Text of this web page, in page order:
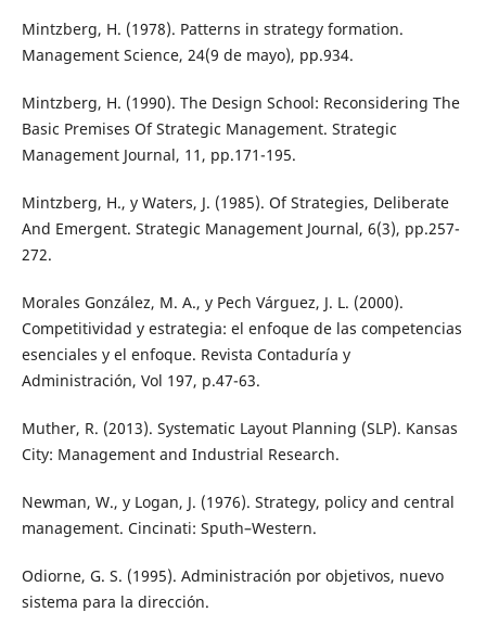
Mintzberg, H. (1978). Patterns in strategy formation.
Management Science, 24(9 de mayo), pp.934.
Mintzberg, H. (1990). The Design School: Reconsidering The
Basic Premises Of Strategic Management. Strategic
Management Journal, 11, pp.171-195.
Mintzberg, H., y Waters, J. (1985). Of Strategies, Deliberate
And Emergent. Strategic Management Journal, 6(3), pp.257-
272.
Morales González, M. A., y Pech Várguez, J. L. (2000).
Competitividad y estrategia: el enfoque de las competencias
esenciales y el enfoque. Revista Contaduría y
Administración, Vol 197, p.47-63.
Muther, R. (2013). Systematic Layout Planning (SLP). Kansas
City: Management and Industrial Research.
Newman, W., y Logan, J. (1976). Strategy, policy and central
management. Cincinati: Sputh–Western.
Odiorne, G. S. (1995). Administración por objetivos, nuevo
sistema para la dirección.